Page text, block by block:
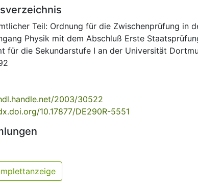
Teil: Ordnung für die Zwischenprüfung in
Physik mit dem Abschluß Erste
für die Sekundarstufe I an der Universität
2003/30522
10.17877/DE290R-5551